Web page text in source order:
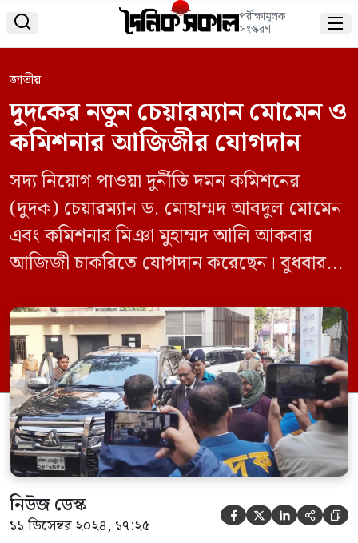
 পরীক্ষামূলক
সংস্করণ 
জাতীয়
দুদকের নতুন চেয়ারম্যান মোমেন ও
কমিশনার আজিজীর যোগদান
সদ্য নিয়োগ পাওয়া দুর্নীতি দমন কমিশনের
(দুদক) চেয়ারম্যান ড. মোহাম্মদ আবদুল মোমেন
এবং কমিশনার মিঞা মুহাম্মদ আলি আকবার
আজিজী চাকরিতে যোগদান করেছেন। বুধবার
প্রধান কার্যালয়ে তারা প্রবেশ করেন। এর আগে
গত ১০ ডিসেম্বর মন্ত্রিপরিষদ বিভাগ থেকে
দেওয়া এক প্রজ্ঞাপনে দুর্নীতি দমন কমিশনের
(দুদক) চেয়ারম্যান হিসেবে সিনিয়র সচিব ড.
[…]
নিউজ ডেস্ক
১১ ডিসেম্বর ২০২৪, ১৭:২৫     